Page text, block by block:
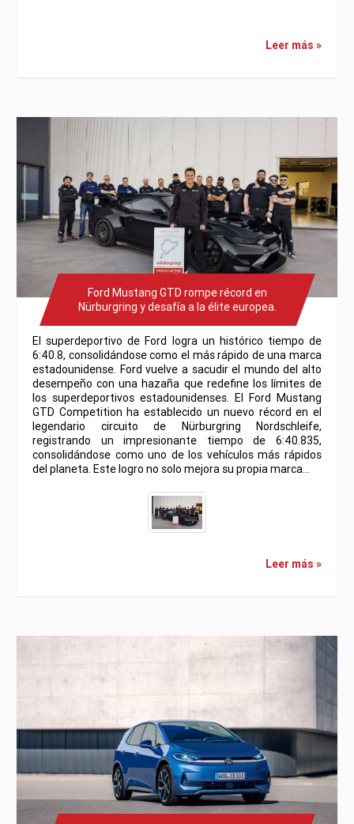
Leer más »
Ford Mustang GTD rompe récord en
Nürburgring y desafía a la élite europea.
El superdeportivo de Ford logra un histórico tiempo de
6:40.8, consolidándose como el más rápido de una marca
estadounidense. Ford vuelve a sacudir el mundo del alto
desempeño con una hazaña que redefine los límites de
los superdeportivos estadounidenses. El Ford Mustang
GTD Competition ha establecido un nuevo récord en el
legendario circuito de Nürburgring Nordschleife,
registrando un impresionante tiempo de 6:40.835,
consolidándose como uno de los vehículos más rápidos
del planeta. Este logro no solo mejora su propia marca…
Leer más »